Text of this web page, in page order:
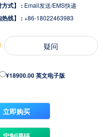
方式】 : Email发送/EMS快递
热线】 : +86-18022463983
疑问
¥18900.00 英文电子版
立即购买